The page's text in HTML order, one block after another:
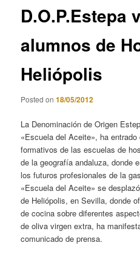
D.O.P.Estepa
alumnos de
Heliópolis
Posted on18/05/2012
La Denominación de Origen
«Escuela del Aceite», ha
formativos de las escuelas de
de la geografía andaluza, donde
los futuros profesionales de la
«Escuela del Aceite» se
de Heliópolis, en Sevilla, donde
de cocina sobre diferentes
de oliva virgen extra, ha
comunicado de prensa.